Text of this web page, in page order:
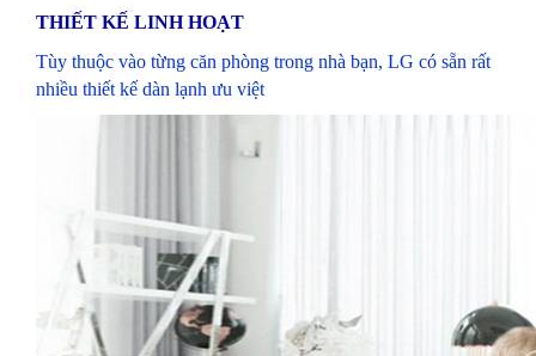
THIẾT KẾ LINH HOẠT
Tùy thuộc vào từng căn phòng trong nhà bạn, LG có sẵn rất
nhiều thiết kế dàn lạnh ưu việt